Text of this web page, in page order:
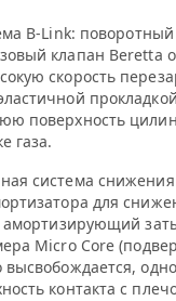
В-Link:
клапан Beretta
скорость
поверхность
газа.
система
для
амортизирующий
Micro Core
высвобождается,
контакта с